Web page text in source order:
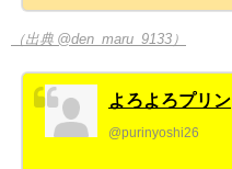
（出典 @den_maru_9133）
よろよろプリン
@purinyoshi26